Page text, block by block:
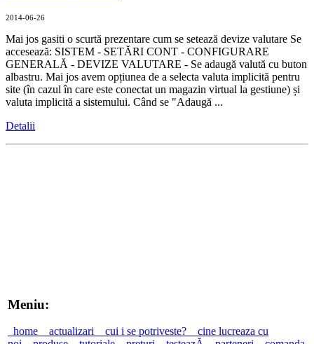
2014-06-26
Mai jos gasiti o scurtă prezentare cum se setează devize valutare Se
accesează: SISTEM - SETĂRI CONT - CONFIGURARE
GENERALĂ - DEVIZE VALUTARE - Se adaugă valută cu buton
albastru. Mai jos avem opțiunea de a selecta valuta implicită pentru
site (în cazul în care este conectat un magazin virtual la gestiune) și
valuta implicită a sistemului. Când se "Adaugă ...
Detalii
Meniu:
home actualizari cui i se potriveste?
cine lucreaza cu